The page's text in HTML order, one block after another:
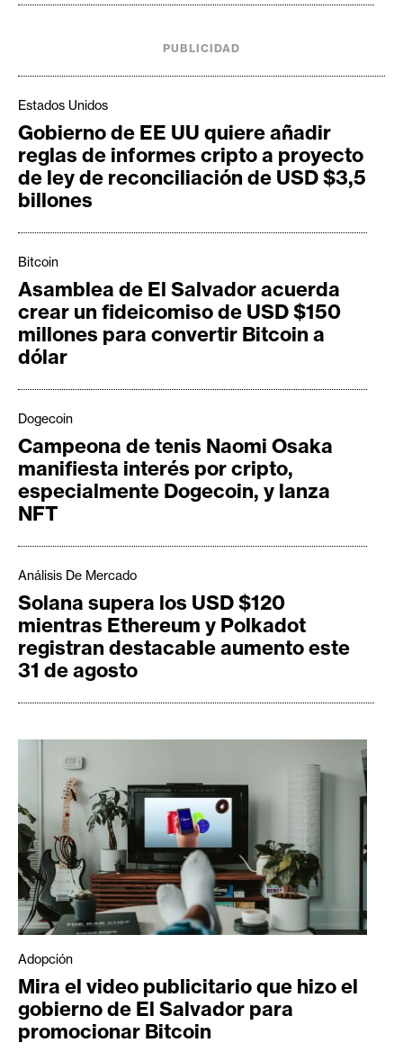
PUBLICIDAD
Estados Unidos
Gobierno de EE UU quiere añadir
reglas de informes cripto a proyecto
de ley de reconciliación de USD $3,5
billones
Bitcoin
Asamblea de El Salvador acuerda
crear un fideicomiso de USD $150
millones para convertir Bitcoin a
dólar
Dogecoin
Campeona de tenis Naomi Osaka
manifiesta interés por cripto,
especialmente Dogecoin, y lanza
NFT
Análisis De Mercado
Solana supera los USD $120
mientras Ethereum y Polkadot
registran destacable aumento este
31 de agosto
Adopción
Mira el video publicitario que hizo el
gobierno de El Salvador para
promocionar Bitcoin